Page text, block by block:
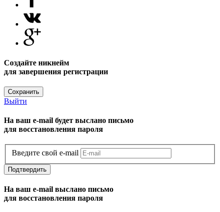
Создайте никнейм
для завершения регистрации
Сохранить
Выйти
На ваш e-mail будет выслано письмо
для восстановления пароля
Введите свой e-mail
Подтвердить
На ваш e-mail выслано письмо
для восстановления пароля